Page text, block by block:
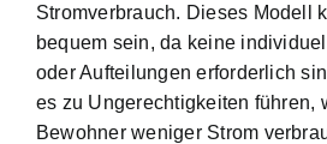
Stromverbrauch. Dieses Modell
bequem sein, da keine
oder Aufteilungen erforderlich
es zu Ungerechtigkeiten führen,
Bewohner weniger Strom